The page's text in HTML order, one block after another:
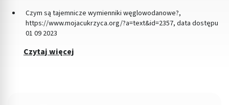
Czym są tajemnicze wymienniki węglowodanowe?,
https://www.mojacukrzyca.org/?a=text&id=2357, data dostępu
01 09 2023
Czytaj więcej